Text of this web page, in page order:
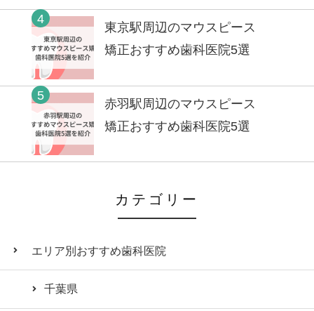
4
東京駅周辺のマウスピース
矯正おすすめ歯科医院5選
5
赤羽駅周辺のマウスピース
矯正おすすめ歯科医院5選
カテゴリー
エリア別おすすめ歯科医院
千葉県